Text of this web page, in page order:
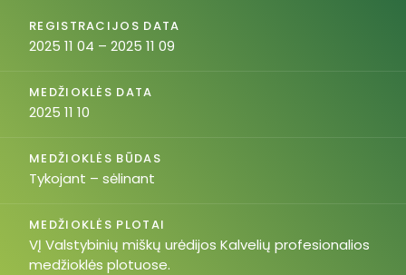
REGISTRACIJOS DATA
2025 11 04 – 2025 11 09
MEDŽIOKLĖS DATA
2025 11 10
MEDŽIOKLĖS BŪDAS
Tykojant – sėlinant
MEDŽIOKLĖS PLOTAI
VĮ Valstybinių miškų urėdijos Kalvelių profesionalios
medžioklės plotuose.